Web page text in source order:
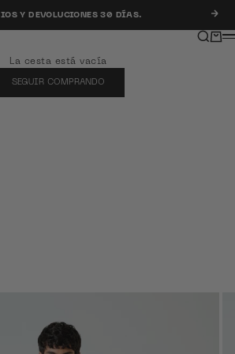
Y DEVOLUCIONES 30 DÍAS.
Buscar
La cesta está vacía
SEGUIR COMPRANDO